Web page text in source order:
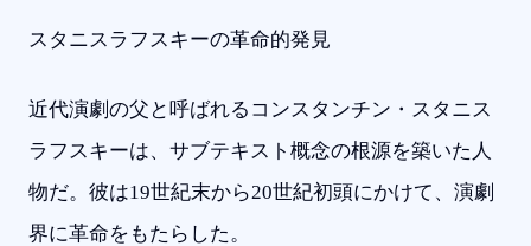
スタニスラフスキーの革命的発見
近代演劇の父と呼ばれるコンスタンチン・スタニス
ラフスキーは、サブテキスト概念の根源を築いた人
物だ。彼は19世紀末から20世紀初頭にかけて、演劇
界に革命をもたらした。